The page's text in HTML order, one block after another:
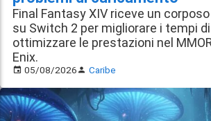
Final Fantasy XIV riceve un
su Switch 2 per migliorare i tempi
ottimizzare le prestazioni nel
Enix.
05/08/2026 Caribe